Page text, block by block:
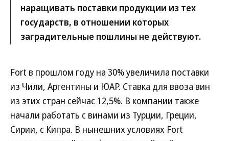
наращивать поставки продукции из тех
государств, в отношении которых
заградительные пошлины не действуют.
Fort в прошлом году на 30% увеличила поставки
из Чили, Аргентины и ЮАР. Ставка для ввоза вин
из этих стран сейчас 12,5%. В компании также
начали работать с винами из Турции, Греции,
Сирии, с Кипра. В нынешних условиях Fort